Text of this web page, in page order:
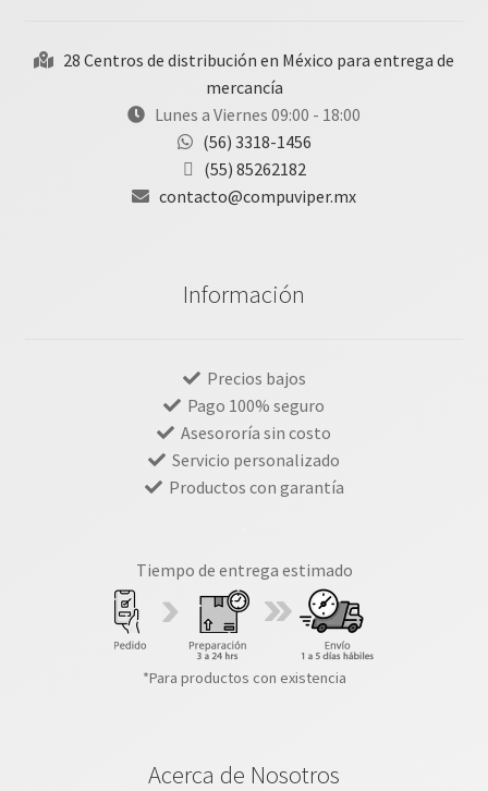
28 Centros de distribución en México para entrega de
mercancía
Lunes a Viernes 09:00 - 18:00
(56) 3318-1456
(55) 85262182
contacto@compuviper.mx
Información
Precios bajos
Pago 100% seguro
Asesororía sin costo
Servicio personalizado
Productos con garantía
Tiempo de entrega estimado
*Para productos con existencia
Acerca de Nosotros